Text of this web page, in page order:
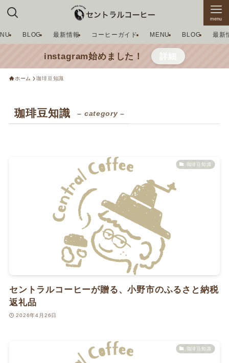
menu
BLOG 最新情報 コーヒーガイド MENU BLOG 最新
instagram始めました！
ホーム 珈琲豆知識
珈琲豆知識 – category –
珈琲豆知識
セントラルコーヒーが贈る、小野市のふるさと納税
返礼品
2026年4月26日
珈琲豆知識